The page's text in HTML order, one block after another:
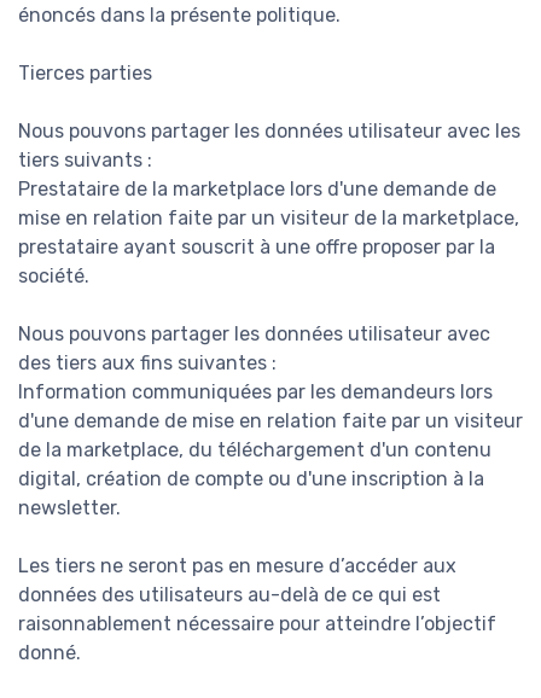
énoncés dans la présente politique.
Tierces parties
Nous pouvons partager les données utilisateur avec les
tiers suivants :
Prestataire de la marketplace lors d'une demande de
mise en relation faite par un visiteur de la marketplace,
prestataire ayant souscrit à une offre proposer par la
société.
Nous pouvons partager les données utilisateur avec
des tiers aux fins suivantes :
Information communiquées par les demandeurs lors
d'une demande de mise en relation faite par un visiteur
de la marketplace, du téléchargement d'un contenu
digital, création de compte ou d'une inscription à la
newsletter.
Les tiers ne seront pas en mesure d’accéder aux
données des utilisateurs au-delà de ce qui est
raisonnablement nécessaire pour atteindre l’objectif
donné.